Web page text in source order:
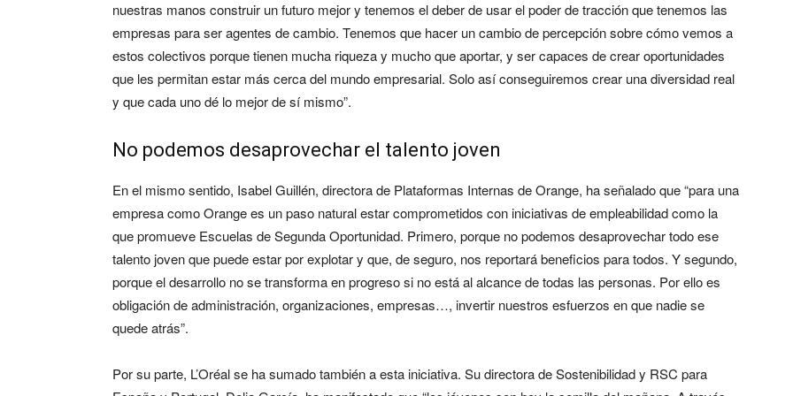
nuestras manos construir un futuro mejor y tenemos el deber de usar el poder de tracción que tenemos las
empresas para ser agentes de cambio. Tenemos que hacer un cambio de percepción sobre cómo vemos a
estos colectivos porque tienen mucha riqueza y mucho que aportar, y ser capaces de crear oportunidades
que les permitan estar más cerca del mundo empresarial. Solo así conseguiremos crear una diversidad real
y que cada uno dé lo mejor de sí mismo”.
No podemos desaprovechar el talento joven
En el mismo sentido, Isabel Guillén, directora de Plataformas Internas de Orange, ha señalado que “para una
empresa como Orange es un paso natural estar comprometidos con iniciativas de empleabilidad como la
que promueve Escuelas de Segunda Oportunidad. Primero, porque no podemos desaprovechar todo ese
talento joven que puede estar por explotar y que, de seguro, nos reportará beneficios para todos. Y segundo,
porque el desarrollo no se transforma en progreso si no está al alcance de todas las personas. Por ello es
obligación de administración, organizaciones, empresas…, invertir nuestros esfuerzos en que nadie se
quede atrás”.
Por su parte, L’Oréal se ha sumado también a esta iniciativa. Su directora de Sostenibilidad y RSC para